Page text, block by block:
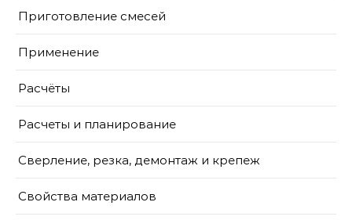
Приготовление смесей
Применение
Расчёты
Расчеты и планирование
Сверление, резка, демонтаж и крепеж
Свойства материалов